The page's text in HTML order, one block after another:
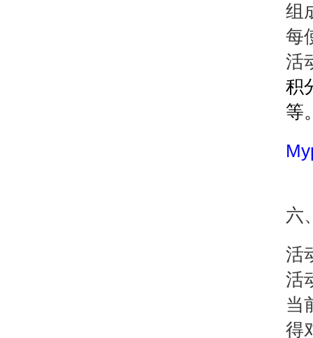
组
每
活
积
等
六
活
活
当
得